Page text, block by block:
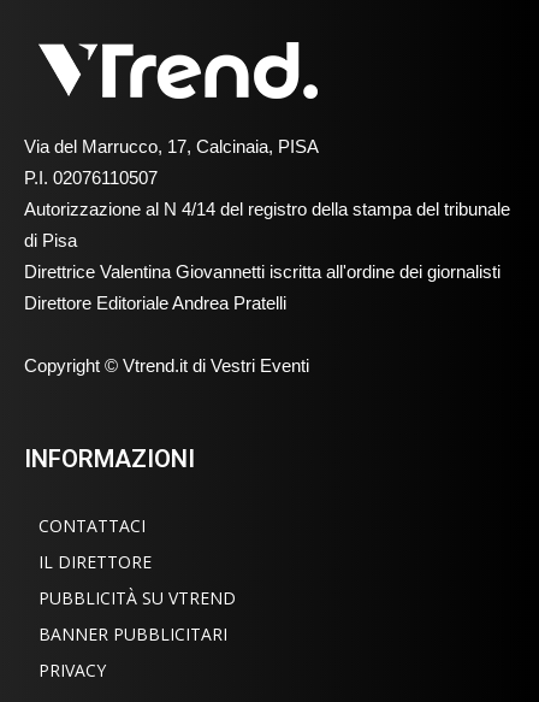
Via del Marrucco, 17, Calcinaia, PISA
P.I. 02076110507
Autorizzazione al N 4/14 del registro della stampa del tribunale
di Pisa
Direttrice Valentina Giovannetti iscritta all'ordine dei giornalisti
Direttore Editoriale Andrea Pratelli
Copyright © Vtrend.it di Vestri Eventi
INFORMAZIONI
CONTATTACI
IL DIRETTORE
PUBBLICITÀ SU VTREND
BANNER PUBBLICITARI
PRIVACY